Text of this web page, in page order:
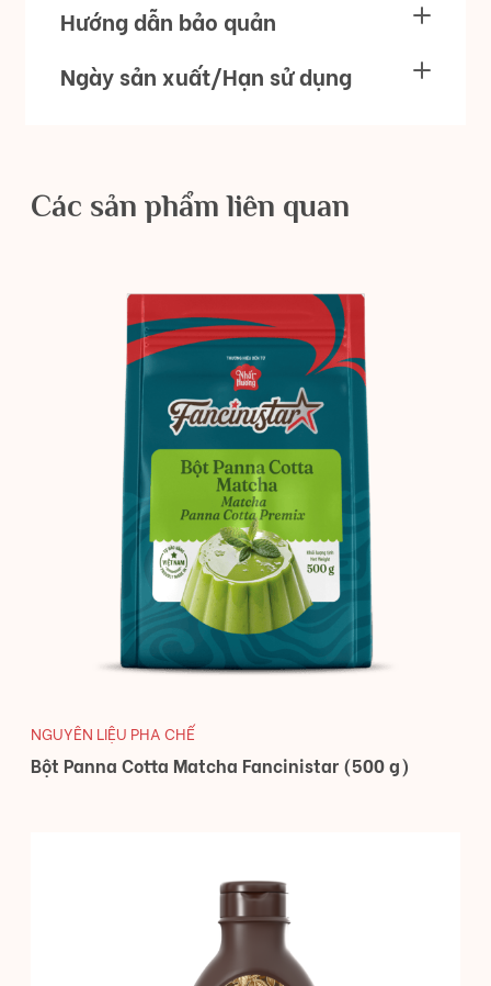
Hướng dẫn bảo quản
Ngày sản xuất/Hạn sử dụng
Các sản phẩm liên quan
NGUYÊN LIỆU PHA CHẾ
Bột Panna Cotta Matcha Fancinistar (500 g)